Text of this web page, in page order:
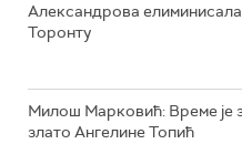
Александрова
Торонту
Милош Марковић: Време је
злато Ангелине Топић